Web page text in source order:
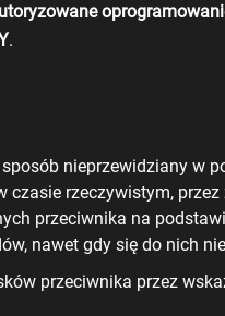
.
nieprzewidziany w
rzeczywistym,
przeciwnika na
nawet gdy się do nich
przeciwnika przez